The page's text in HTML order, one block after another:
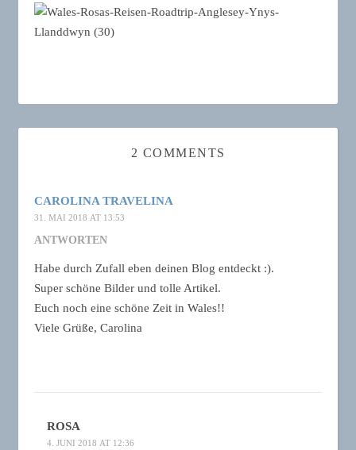
2 COMMENTS
CAROLINA TRAVELINA
31. MAI 2018 AT 13:53
ANTWORTEN
Habe durch Zufall eben deinen Blog entdeckt :).
Super schöne Bilder und tolle Artikel.
Euch noch eine schöne Zeit in Wales!!
Viele Grüße, Carolina
ROSA
4. JUNI 2018 AT 12:36